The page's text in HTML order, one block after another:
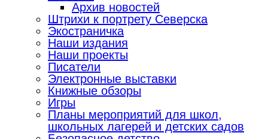
Архив новостей
Штрихи к портрету Северска
Экостраничка
Наши издания
Наши проекты
Писатели
Электронные выставки
Книжные обзоры
Игры
Планы мероприятий для школ,
школьных лагерей и детских садов